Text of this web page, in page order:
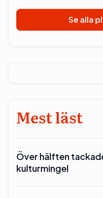
Se alla
Mest läst
Över hälften
kulturmingel